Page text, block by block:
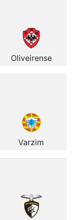
Oliveirense
Varzim